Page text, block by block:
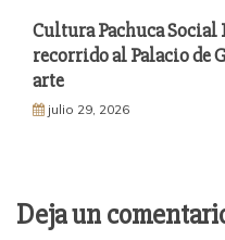
Cultura Pachuca
recorrido al Palacio de
arte
julio 29, 2026
Deja un